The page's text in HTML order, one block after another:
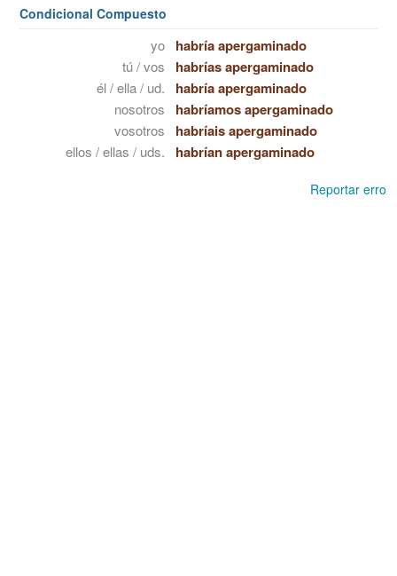
Condicional Compuesto
yo habría apergaminado
tú / vos habrías apergaminado
él / ella / ud. habría apergaminado
nosotros habríamos apergaminado
vosotros habríais apergaminado
ellos / ellas / uds. habrían apergaminado
Reportar erro